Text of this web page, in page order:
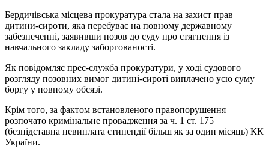
Бердичівська місцева прокуратура стала на захист прав
дитини-сироти, яка перебуває на повному державному
забезпеченні, заявивши позов до суду про стягнення із
навчального закладу заборгованості.
Як повідомляє прес-служба прокуратури, у ході судового
розгляду позовних вимог дитині-сироті виплачено усю суму
боргу у повному обсязі.
Крім того, за фактом встановленого правопорушення
розпочато кримінальне провадження за ч. 1 ст. 175
(безпідставна невиплата стипендії більш як за один місяць) КК
України.